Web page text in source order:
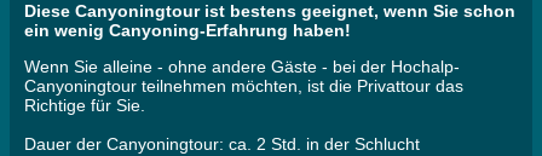
Diese Canyoningtour ist bestens geeignet, wenn Sie schon
ein wenig Canyoning-Erfahrung haben!
Wenn Sie alleine - ohne andere Gäste - bei der Hochalp-
Canyoningtour teilnehmen möchten, ist die Privattour das
Richtige für Sie.
Dauer der Canyoningtour: ca. 2 Std. in der Schlucht